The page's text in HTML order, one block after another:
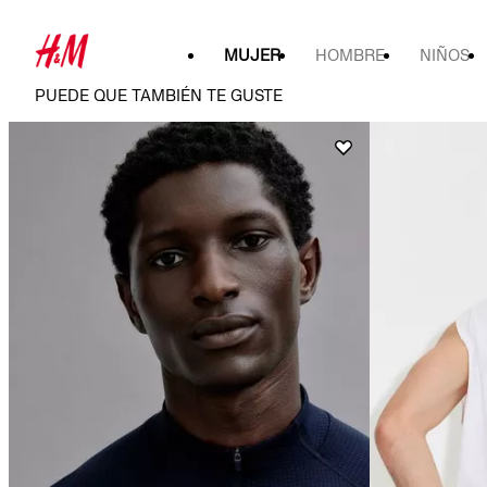
MUJER HOMBRE NIÑOS
PUEDE QUE TAMBIÉN TE GUSTE